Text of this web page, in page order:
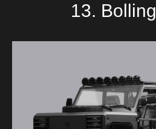
13.